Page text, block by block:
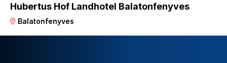
Hubertus Hof Landhotel Balatonfenyves
Balatonfenyves